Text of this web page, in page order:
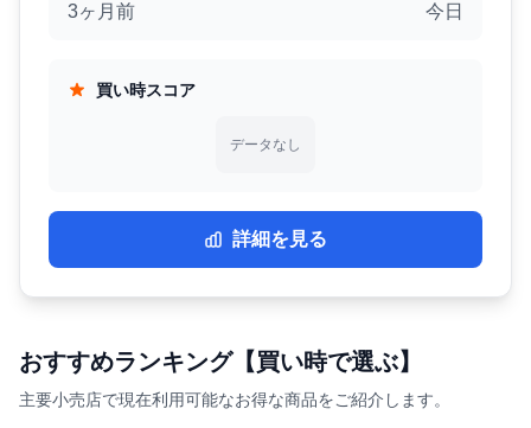
3ヶ月前 今日
買い時スコア
データなし
詳細を見る
おすすめランキング【買い時で選ぶ】
主要小売店で現在利用可能なお得な商品をご紹介します。